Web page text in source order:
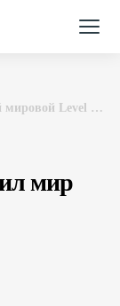
Прекрасная эпоха: как жил мир перед Первой мировой Level one
мир